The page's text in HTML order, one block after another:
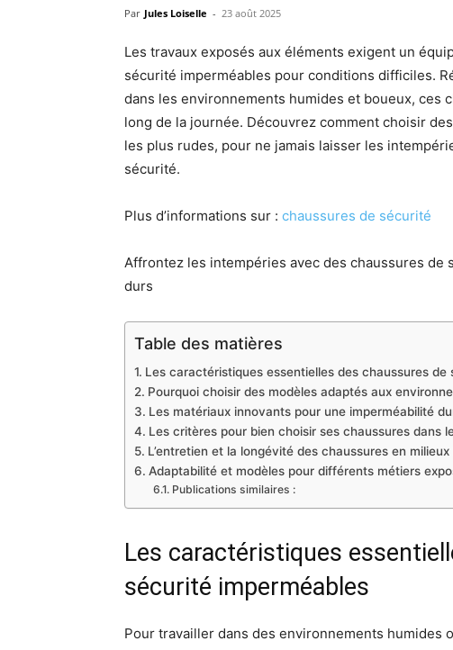
Par Jules Loiselle - 23 août 2025
Les travaux exposés aux éléments exigent un
sécurité imperméables pour conditions difficiles.
dans les environnements humides et boueux, ces
long de la journée. Découvrez comment choisir
les plus rudes, pour ne jamais laisser les
sécurité.
Plus d’informations sur : chaussures de sécurité
Affrontez les intempéries avec des chaussures de
durs
Table des matières
Les caractéristiques essentielles des chaussures de
Pourquoi choisir des modèles adaptés aux
Les matériaux innovants pour une imperméabilité
Les critères pour bien choisir ses chaussures dans
L’entretien et la longévité des chaussures en milieux
Adaptabilité et modèles pour différents métiers
Publications similaires :
Les caractéristiques
sécurité imperméables
Pour travailler dans des environnements humides